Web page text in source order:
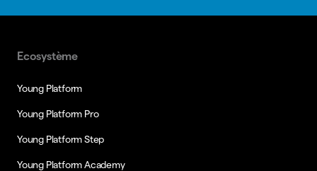
Ecosystème
Young Platform
Young Platform Pro
Young Platform Step
Young Platform Academy